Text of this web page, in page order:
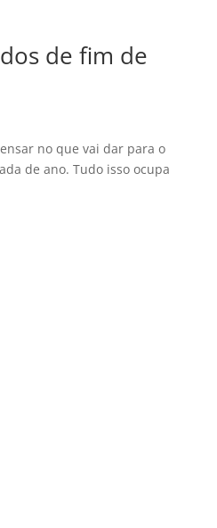
de fim de
no que vai dar para o
de ano. Tudo isso ocupa